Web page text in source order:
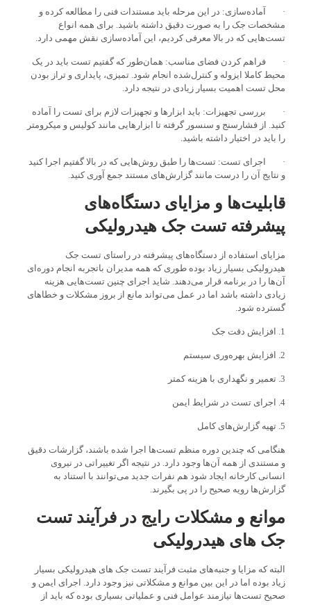
· آماده‌سازی: در این مرحله باید مستندات فنی را مطالعه کرده و
مشخصات جک را به صورت دقیق داشته باشید. برای همه انواع
تست‌هایی که در بالا معرفی کردیم، این آماده‌سازی نقش مهمی دارد.
· فراهم کردن فضای مناسب: همان‌طور که گفتیم تست باید در یک
محیط کاملا ایزوله و کنترل‌شده انجام شود. تمیزی، پایداری و تراز بودن
محل تست اهمیت بسیار زیادی در نتیجه دارد.
· بررسی تجهیزات: باید ابزارها و تجهیزات لازم برای تست را آماده
کنید. از فشارسنج و سنسور گرفته تا ابزارهایی مانند کولیس و میکرومتر
را باید در اختیار داشته باشید.
· اجرای تست: تست‌ها را طبق روش‌هایی که در بالا گفتیم اجرا کنید
و نتایج آن را درست مانند گزارش‌های مستند جمع آوری کنید.
قابلیت‌ها و مزایای دستگاه‌های
پیشرفته تست جک هیدرولیکی
مزایای استفاده از دستگاه‌های پیشرفته در راستای تست جک
هیدرولیکی بسیار زیاد بوده طوری که همه مدیران باتجربه انجام دوره‌ای
آن‌ها را در برنامه قرار می‌دهند. شاید اجرای چنین تست‌هایی هزینه
زیادی داشته باشد اما در عمل می‌تواند مانع از بروز مشکلات و خطاهای
گسترده شود.
1. افزایش دقت جک
2. افزایش بهره‌وری سیستم
3. تعمیر و نگهداری با هزینه کمتر
4. اجرای تست در شرایط ایمن
5. تهیه گزارش‌های کامل
هنگامی که چندین دوره منظم تست‌ها اجرا شده باشند، گزارشات دقیق
و مستندی از همه آن‌ها وجود دارد. در نتیجه اگر تغییراتی در نیروی
انسانی کارخانه ایجاد شود هم نفرات جدید می‌توانند با استناد به
گزارش‌ها رویه صحیح را در پی بگیرند.
موانع و مشکلات رایج در فرآیند تست
جک های هیدرولیکی
البته که مزایا و جنبه‌های مثبت فرآیند تست جک های هیدرولیکی بسیار
زیاد بوده اما در این بین موانع و مشکلاتی نیز وجود دارد. اجرای ایمن و
صحیح تست‌ها نیازمند عوامل فنی و عملیاتی بسیاری بوده که باید از